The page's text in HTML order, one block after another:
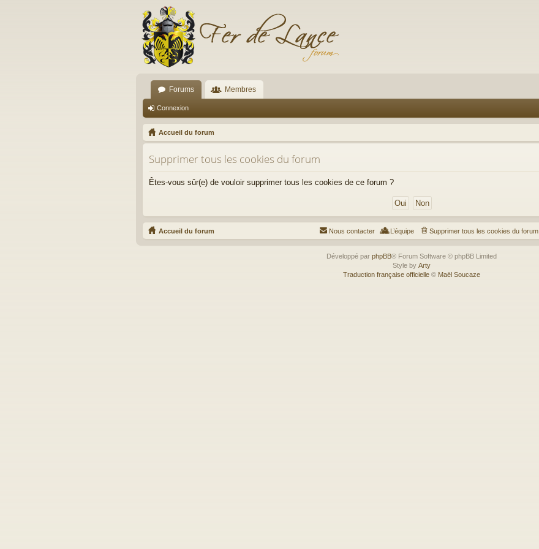
Forums Membres
Connexion
Accueil du forum
Supprimer tous les cookies du forum
Êtes-vous sûr(e) de vouloir supprimer tous les cookies de ce forum ?
Accueil du forum Supprimer tous les cookies du forum
L’équipe
Nous contacter
Développé par phpBB® Forum Software © phpBB Limited
Style by Arty
Traduction française officielle © Maël Soucaze